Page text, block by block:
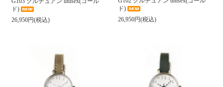
ド)
26,950円(税込)
ド)
26,950円(税込)